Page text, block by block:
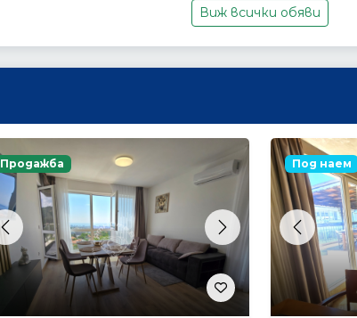
Виж всички обяви
Previous Next
Продажба Под наем